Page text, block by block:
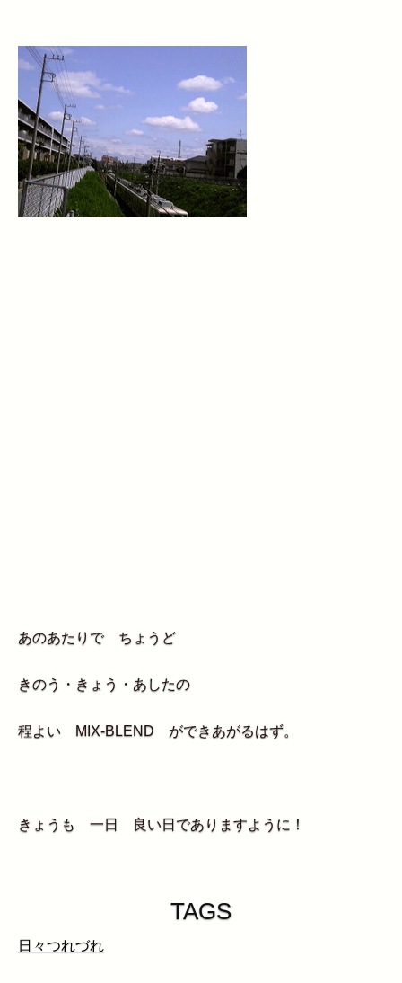
あのあたりで ちょうど
きのう・きょう・あしたの
程よい MIX-BLEND ができあがるはず。
きょうも 一日 良い日でありますように！
TAGS
日々つれづれ